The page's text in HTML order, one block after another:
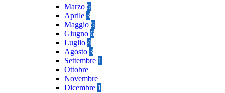
Marzo 5
Aprile 3
Maggio 5
Giugno 6
Luglio 4
Agosto 3
Settembre 1
Ottobre
Novembre
Dicembre 1